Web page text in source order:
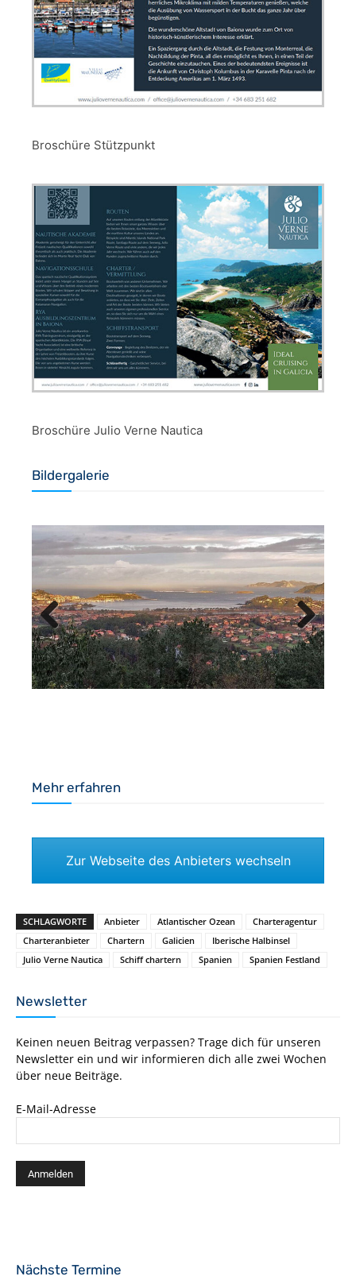
Broschüre Stützpunkt
Broschüre Julio Verne Nautica
Bildergalerie
Previous Next
Mehr erfahren
Zur Webseite des Anbieters wechseln
SCHLAGWORTE Anbieter Atlantischer Ozean
Charteragentur
Charteranbieter
Chartern Galicien
Iberische Halbinsel
Julio Verne Nautica
Schiff chartern Spanien Spanien Festland
Newsletter
Keinen neuen Beitrag verpassen? Trage dich für unseren
Newsletter ein und wir informieren dich alle zwei Wochen
über neue Beiträge.
E-Mail-Adresse
Nächste Termine